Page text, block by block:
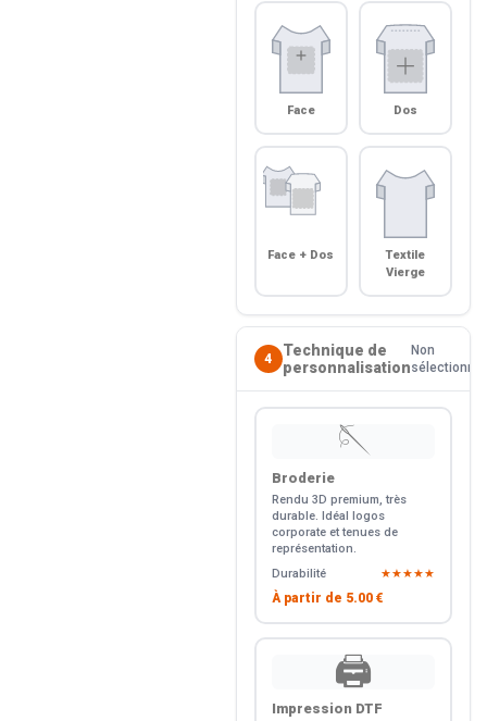
Face Dos
Face + Dos
Textile
Vierge
4
Technique de
personnalisation
Non
sélectionné
🪡
Broderie
Rendu 3D premium, très
durable. Idéal logos
corporate et tenues de
représentation.
Durabilité
★★★★★
À partir de 5.00 €
🖨️
Impression DTF